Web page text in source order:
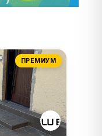
ПРЕМИУМ